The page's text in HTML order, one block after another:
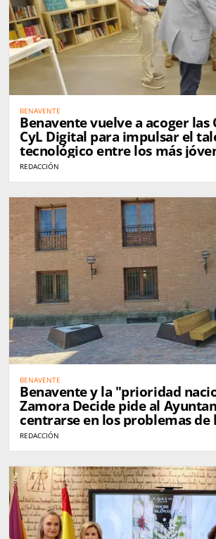
BENAVENTE
Benavente vuelve a acoger las
CyL Digital para impulsar el
tecnológico entre los más
REDACCIÓN
BENAVENTE
Benavente y la "prioridad
Zamora Decide pide al
centrarse en los problemas de
REDACCIÓN